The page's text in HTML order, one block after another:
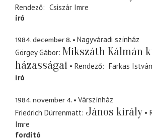
Rendező
Csiszár Imre
író
1984. december 8.
Nagyváradi színház
Görgey Gábor Mikszáth Kálmán
házasságai
Rendező
Farkas István
író
1984. november 4.
Várszínház
Friedrich Dürrenmatt János király
Imre
fordító